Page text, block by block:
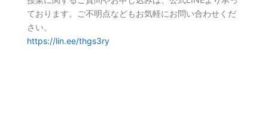
ております。ご不明点などもお気軽にお問い合わせくだ
さい。
https://lin.ee/thgs3ry